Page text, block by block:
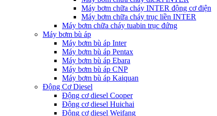
Máy bơm chữa cháy INTER động cơ điện
Máy bơm chữa cháy trục liền INTER
Máy bơm chữa cháy tuabin trục đứng
Máy bơm bù áp
Máy bơm bù áp Inter
Máy bơm bù áp Pentax
Máy bơm bù áp Ebara
Máy bơm bù áp CNP
Máy bơm bù áp Kaiquan
Động Cơ Diesel
Động cơ diesel Cooper
Động cơ diesel Huichai
Động cơ diesel Weifang